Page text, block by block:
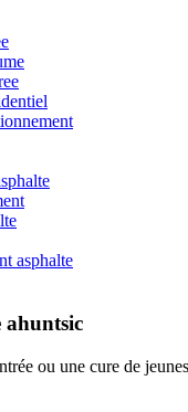
asphalte
ahuntsic
ou une cure de